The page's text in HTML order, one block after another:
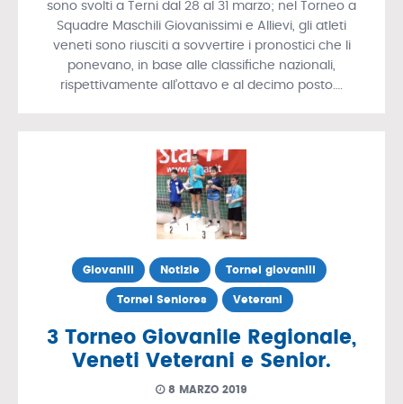
sono svolti a Terni dal 28 al 31 marzo; nel Torneo a
Squadre Maschili Giovanissimi e Allievi, gli atleti
veneti sono riusciti a sovvertire i pronostici che li
ponevano, in base alle classifiche nazionali,
rispettivamente all’ottavo e al decimo posto….
Giovanili Notizie Tornei giovanili
Tornei Seniores Veterani
3 Torneo Giovanile Regionale,
Veneti Veterani e Senior.
8 MARZO 2019